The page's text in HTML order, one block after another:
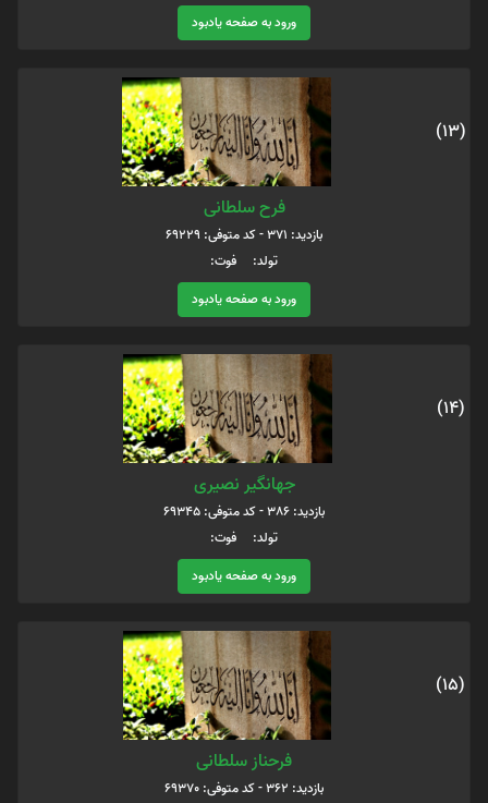
ورود به صفحه یادبود
(13)
فرح سلطانی
بازدید: 371 - کد متوفی: 69229
تولد: فوت:
ورود به صفحه یادبود
(14)
جهانگیر نصیری
بازدید: 386 - کد متوفی: 69345
تولد: فوت:
ورود به صفحه یادبود
(15)
فرحناز سلطانی
بازدید: 362 - کد متوفی: 69370